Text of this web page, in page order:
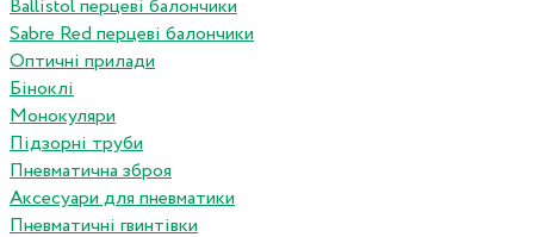
Ballistol перцеві балончики
Sabre Red перцеві балончики
Оптичні прилади
Біноклі
Монокуляри
Підзорні труби
Пневматична зброя
Аксесуари для пневматики
Пневматичні гвинтівки